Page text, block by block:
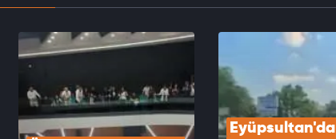
Gazeteci Yılmaz Özdil Özgür Özel'i eleştirdi!
VIDEOYU İZLE
Eyüpsultan'da